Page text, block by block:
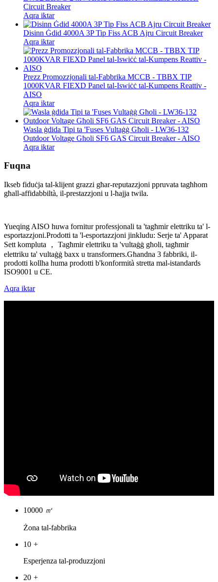
Circuit Breaker
Aqra iktar
Disinn Ġdid 4000A 3P Tip Fiss ACB Ajru Circuit Breaker
Aqra iktar
Prezz Promozzjonali tal-Fabbrika MCCB - TBBX TIP
1000KVAR FIEXD Panel tal-Iswiċċ tal-Kumpens Reattiv -
AISO
Aqra iktar
Wasla ġdida Tipi ta 'Fuses Vultaġġ Għoli - LW36-132
Outdoor Voltage Għoli SF6 GAS Circuit Breaker - AISO
Aqra iktar
Fuqna
Ikseb fiduċja tal-klijent grazzi għar-reputazzjoni ppruvata tagħhom
għall-affidabbiltà, il-prestazzjoni u l-ħajja twila.
Yueqing AISO huwa fornitur professjonali ta 'tagħmir elettriku ta' l-
esportazzjoni.Prodotti ta 'l-esportazzjoni jinkludu: Serje ta' Apparat
Sett kompluta ， Tagħmir elettriku ta 'vultaġġ għoli, tagħmir
elettriku ta' vultaġġ baxx u transformers.Għandna 3 fabbriki, il-
prodotti kollha huma prodotti b'konformità stretta mal-istandards
ISO9001 u CE.
Aqra iktar
10000 ㎡
Żona tal-fabbrika
10 +
Esperjenza tal-produzzjoni
20 +